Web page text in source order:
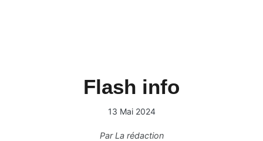
Flash info
13 Mai 2024
ParLa rédaction